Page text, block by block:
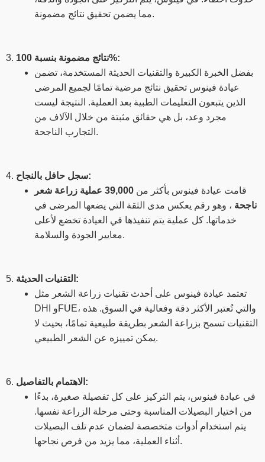
مما يضمن تحقيق نتائج مضمونة.
3.
نتائج مضمونة بنسبة 100%:
بفضل الخبرة الكبيرة والتقنيات الحديثة المستخدمة، تضمن
عيادة فينوس تحقيق نتائج مرضية تمامًا لجميع المرضى
الذين يتبعون التعليمات الطبية بعد العملية. النتيجة ليست
مجرد وعد، بل هي حقائق مثبتة من خلال الآلاف من
التجارب الناجحة.
4.
سجل حافل بالنجاح:
قامت عيادة فينوس بأكثر من
39,000 عملية زراعة شعر
ناجحة ، وهو رقم يعكس مدى الثقة التي يضعها المرضى في
خدماتها. كل عملية يتم تنفيذها في العيادة تخضع لأعلى
معايير الجودة والسلامة.
5.
التقنيات الحديثة:
تعتمد عيادة فينوس على أحدث تقنيات زراعة الشعر مثل
DHI وFUE، والتي تُعتبر الأكثر دقة وفعالية في السوق. هذه
التقنيات تسمح بزراعة الشعر بطريقة طبيعية تمامًا، بحيث لا
يمكن تمييزه عن الشعر الطبيعي.
6.
الاهتمام بالتفاصيل:
في عيادة فينوس، يتم التركيز على كل تفصيلة صغيرة، بدءًا
من اختيار البصيلات المناسبة وحتى مرحلة الزراعة نفسها.
يتم استخدام أدوات متخصصة لضمان عدم تلف البصيلات
أثناء العملية، مما يزيد من فرص نجاحها.